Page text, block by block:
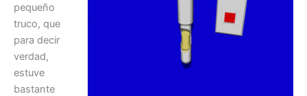
pequeño
truco, que
para decir
verdad,
estuve
bastante